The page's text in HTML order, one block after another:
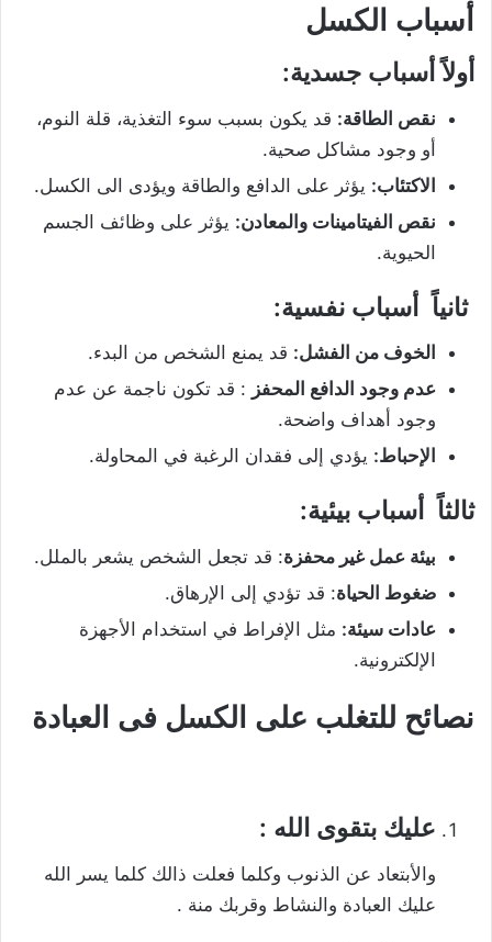
أسباب الكسل
أولاً أسباب جسدية:
نقص الطاقة: قد يكون بسبب سوء التغذية، قلة النوم،
أو وجود مشاكل صحية.
الاكتئاب: يؤثر على الدافع والطاقة ويؤدى الى الكسل.
نقص الفيتامينات والمعادن: يؤثر على وظائف الجسم
الحيوية.
ثانياً أسباب نفسية:
الخوف من الفشل: قد يمنع الشخص من البدء.
عدم وجود الدافع المحفز : قد تكون ناجمة عن عدم
وجود أهداف واضحة.
الإحباط: يؤدي إلى فقدان الرغبة في المحاولة.
ثالثاً أسباب بيئية:
بيئة عمل غير محفزة: قد تجعل الشخص يشعر بالملل.
ضغوط الحياة: قد تؤدي إلى الإرهاق.
عادات سيئة: مثل الإفراط في استخدام الأجهزة
الإلكترونية.
نصائح للتغلب على الكسل فى العبادة
عليك بتقوى الله :
والأبتعاد عن الذنوب وكلما فعلت ذالك كلما يسر الله
عليك العبادة والنشاط وقربك منة .